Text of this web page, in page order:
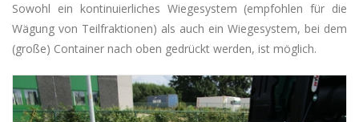
Sowohl ein kontinuierliches Wiegesystem (empfohlen für die
Wägung von Teilfraktionen) als auch ein Wiegesystem, bei dem
(große) Container nach oben gedrückt werden, ist möglich.